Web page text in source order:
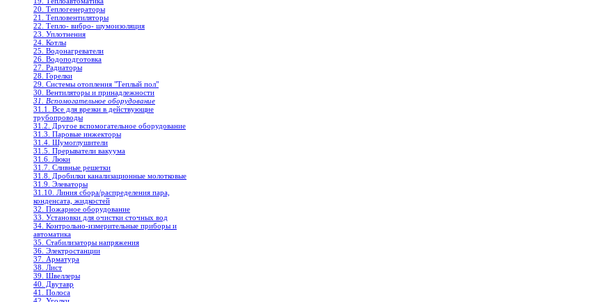
20. Теплогенераторы
21. Тепловентиляторы
22. Тепло- вибро- шумоизоляция
23. Уплотнения
24. Котлы
25. Водонагреватели
26. Водоподготовка
27. Радиаторы
28. Горелки
29. Системы отопления "Теплый пол"
30. Вентиляторы и принадлежности
31. Вспомогательное оборудование
31.1. Все для врезки в действующие
трубопроводы
31.2. Другое вспомогательное оборудование
31.3. Паровые инжекторы
31.4. Шумоглушители
31.5. Прерыватели вакуума
31.6. Люки
31.7. Сливные решетки
31.8. Дробилки канализационные молотковые
31.9. Элеваторы
31.10. Линия сбора/распределения пара,
конденсата, жидкостей
32. Пожарное оборудование
33. Установки для очистки сточных вод
34. Контрольно-измерительные приборы и
автоматика
35. Стабилизаторы напряжения
36. Электростанции
37. Арматура
38. Лист
39. Швеллеры
40. Двутавр
41. Полоса